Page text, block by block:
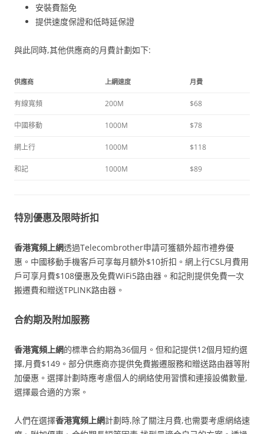
安裝費豁免
提供速度保證和低時延保證
與此同時,其他供應商的月費計劃如下:
供應商 上網速度 月費
有線寬頻 200M $68
中國移動 1000M $78
網上行 1000M $118
和記 1000M $89
特別優惠及限時折扣
香港寬頻上網透過Telecombrother申請可獲額外超市禮券優
惠。中國移動手機客戶可享每月額外$10折扣。網上行CSL月費用
戶可享月費$108優惠及免費WiFi5路由器。和記則提供免費一次
搬遷費和贈送TPLINK路由器。
合約期及附加服務
香港寬頻上網的標準合約期為36個月。但和記提供12個月短約選
擇,月費$149。部分供應商亦提供免費搬遷服務和贈送路由器等附
加優惠。選擇計劃時應考慮個人的網絡使用習慣和連接設備數量,
選擇最合適的方案。
人們在選擇香港寬頻上網計劃時,除了關注月費,也需要考慮網絡速